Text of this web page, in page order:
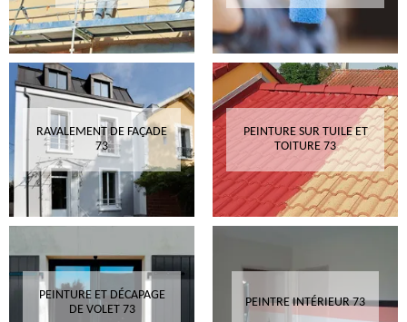
RAVALEMENT DE FAÇADE
73
PEINTURE SUR TUILE ET
TOITURE 73
PEINTURE ET DÉCAPAGE
DE VOLET 73
PEINTRE INTÉRIEUR 73